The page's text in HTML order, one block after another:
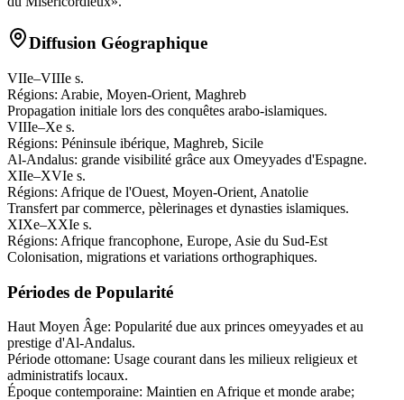
Diffusion Géographique
VIIe–VIIIe s.
Régions: Arabie, Moyen-Orient, Maghreb
Propagation initiale lors des conquêtes arabo-islamiques.
VIIIe–Xe s.
Régions: Péninsule ibérique, Maghreb, Sicile
Al-Andalus: grande visibilité grâce aux Omeyyades d'Espagne.
XIIe–XVIe s.
Régions: Afrique de l'Ouest, Moyen-Orient, Anatolie
Transfert par commerce, pèlerinages et dynasties islamiques.
XIXe–XXIe s.
Régions: Afrique francophone, Europe, Asie du Sud-Est
Colonisation, migrations et variations orthographiques.
Périodes de Popularité
Haut Moyen Âge: Popularité due aux princes omeyyades et au
prestige d'Al-Andalus.
Période ottomane: Usage courant dans les milieux religieux et
administratifs locaux.
Époque contemporaine: Maintien en Afrique et monde arabe;